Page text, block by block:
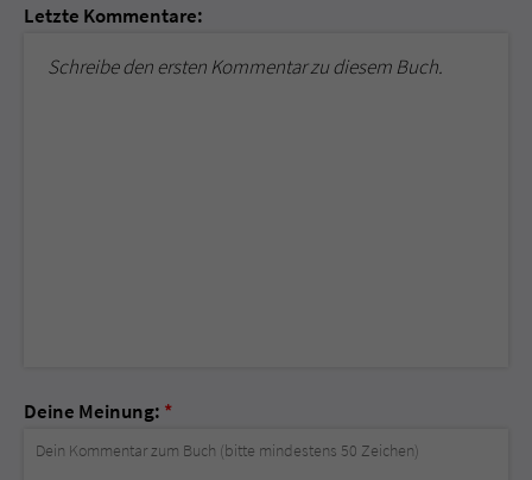
Letzte Kommentare:
Schreibe den ersten Kommentar zu diesem Buch.
Deine Meinung: *